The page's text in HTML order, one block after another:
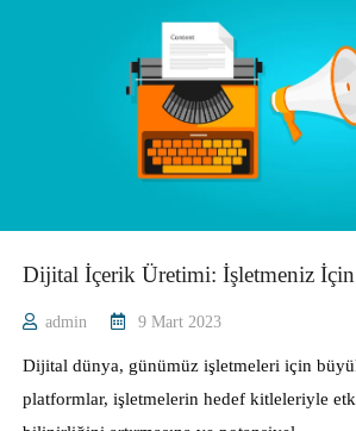
Dijital İçerik Üretimi: İşletmeniz
admin 9 Mart 2023
Dijital dünya, günümüz işletmeleri için
platformlar, işletmelerin hedef kitleleriyle